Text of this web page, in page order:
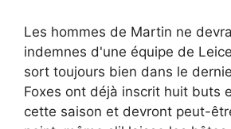
Les hommes de Martin ne
indemnes d'une équipe de
sort toujours bien dans le
Foxes ont déjà inscrit huit buts
cette saison et devront peut-